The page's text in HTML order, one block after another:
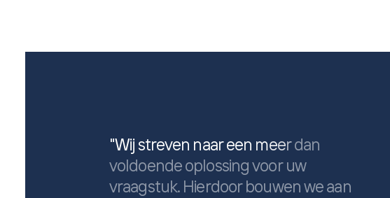
"Wij streven naar een meer dan
voldoende oplossing voor uw
vraagstuk. Hierdoor bouwen we aan